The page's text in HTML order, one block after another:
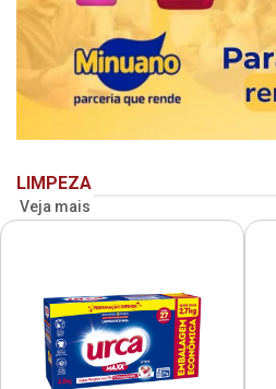
LIMPEZA
Veja mais